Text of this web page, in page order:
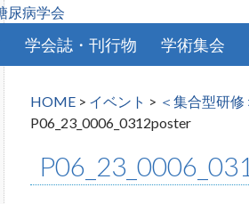
学会誌・刊行物 学術集会
HOME > イベント > ＜集合型研
P06_23_0006_0312poster